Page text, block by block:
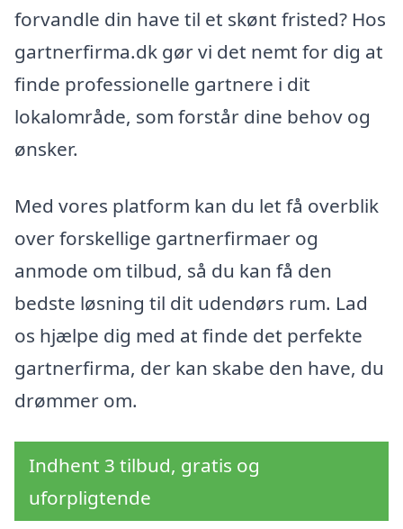
forvandle din have til et skønt fristed? Hos
gartnerfirma.dk gør vi det nemt for dig at
finde professionelle gartnere i dit
lokalområde, som forstår dine behov og
ønsker.
Med vores platform kan du let få overblik
over forskellige gartnerfirmaer og
anmode om tilbud, så du kan få den
bedste løsning til dit udendørs rum. Lad
os hjælpe dig med at finde det perfekte
gartnerfirma, der kan skabe den have, du
drømmer om.
Indhent 3 tilbud, gratis og
uforpligtende